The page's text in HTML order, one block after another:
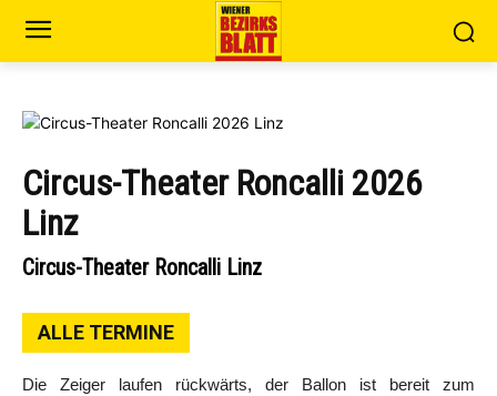
Circus-Theater Roncalli 2026
Linz
Circus-Theater Roncalli Linz
ALLE TERMINE
Die Zeiger laufen rückwärts, der Ballon ist bereit zum